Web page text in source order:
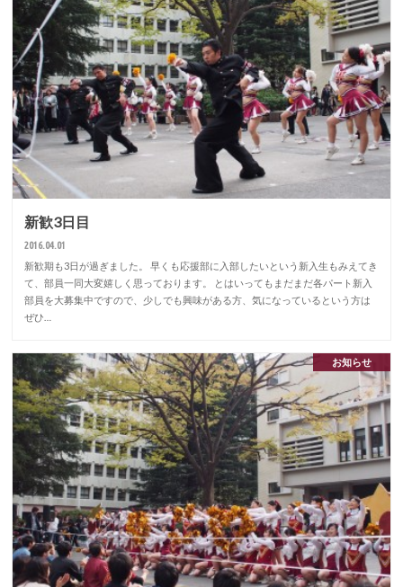
新歓3日目
2016.04.01
新歓期も3日が過ぎました。 早くも応援部に入部したいという新入生もみえてき
て、部員一同大変嬉しく思っております。 とはいってもまだまだ各パート新入
部員を大募集中ですので、少しでも興味がある方、気になっているという方は
ぜひ…
お知らせ